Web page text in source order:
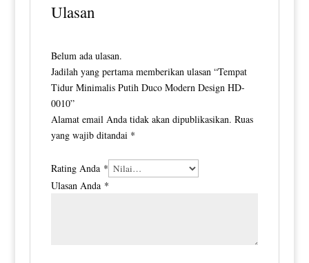
Ulasan
Belum ada ulasan.
Jadilah yang pertama memberikan ulasan “Tempat
Tidur Minimalis Putih Duco Modern Design HD-
0010”
Alamat email Anda tidak akan dipublikasikan. Ruas
yang wajib ditandai *
Rating Anda *
Ulasan Anda *